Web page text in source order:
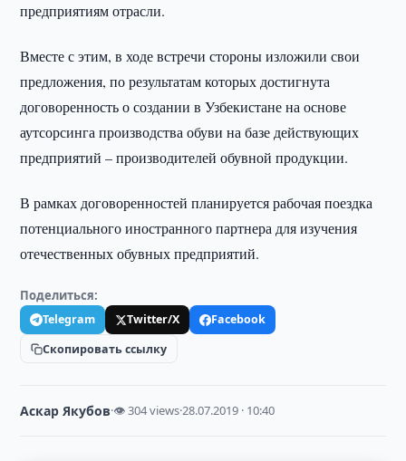
предприятиям отрасли.
Вместе с этим, в ходе встречи стороны изложили свои
предложения, по результатам которых достигнута
договоренность о создании в Узбекистане на основе
аутсорсинга производства обуви на базе действующих
предприятий – производителей обувной продукции.
В рамках договоренностей планируется рабочая поездка
потенциального иностранного партнера для изучения
отечественных обувных предприятий.
Поделиться:
Telegram Twitter/X
Facebook
Скопировать ссылку
Аскар Якубов·👁 304 views·28.07.2019 · 10:40